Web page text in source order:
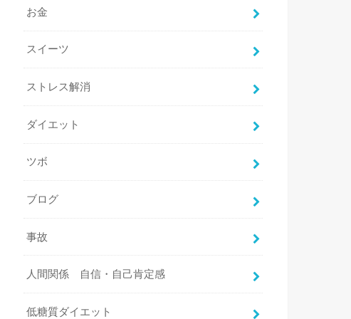
お金
スイーツ
ストレス解消
ダイエット
ツボ
ブログ
事故
人間関係 自信・自己肯定感
低糖質ダイエット